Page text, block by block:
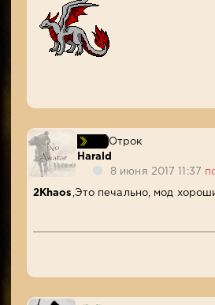
Отрок
Harald
8 июня 2017 11:37
2Khaos ,Это печально, мод